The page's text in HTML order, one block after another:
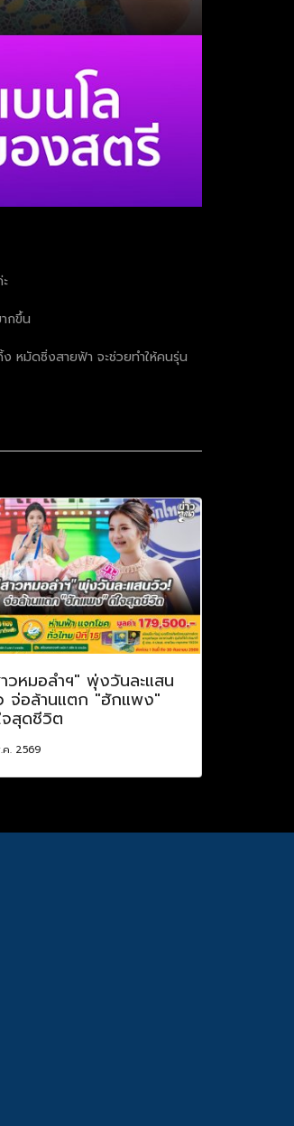
กขึ้น
หมัดซิ่งสายฟ้า จะช่วยทำให้คนรุ่น
วหมอลำฯ" พุ่งวันละแสน
จ่อล้านแตก "ฮักแพง"
จสุดชีวิต
ค. 2569